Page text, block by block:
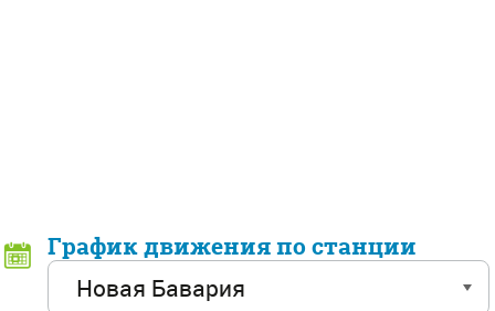
График движения по станции